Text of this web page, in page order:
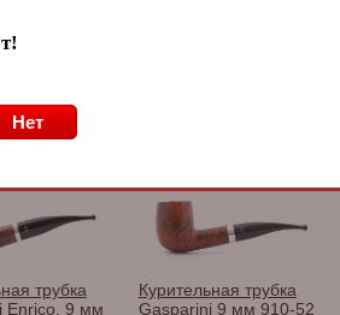
трубка
Enrico, 9 мм
Курительная трубка
Gasparini 9 мм 910-52
Нет